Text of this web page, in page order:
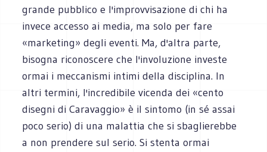
grande pubblico e l'improvvisazione di chi ha
invece accesso ai media, ma solo per fare
«marketing» degli eventi. Ma, d'altra parte,
bisogna riconoscere che l'involuzione investe
ormai i meccanismi intimi della disciplina. In
altri termini, l'incredibile vicenda dei «cento
disegni di Caravaggio» è il sintomo (in sé assai
poco serio) di una malattia che si sbaglierebbe
a non prendere sul serio. Si stenta ormai